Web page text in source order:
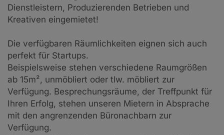
Dienstleistern, Produzierenden Betrieben und
Kreativen eingemietet!
Die verfügbaren Räumlichkeiten eignen sich auch
perfekt für Startups.
Beispielsweise stehen verschiedene Raumgrößen
ab 15m², unmöbliert oder tlw. möbliert zur
Verfügung. Besprechungsräume, der Treffpunkt für
Ihren Erfolg, stehen unseren Mietern in Absprache
mit den angrenzenden Büronachbarn zur
Verfügung.